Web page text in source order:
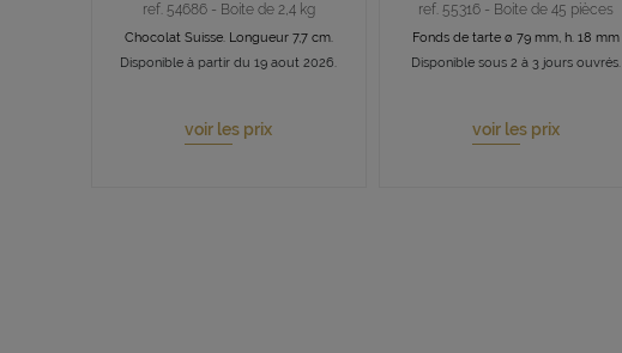
ref. 54686 - Boite de 2,4 kg
Chocolat Suisse. Longueur 7,7 cm.
Disponible à partir du 19 aout 2026.
voir les prix
ref. 55316 - Boite de 45 pièces
Fonds de tarte ø 79 mm, h. 18 mm
Disponible sous 2 à 3 jours ouvrés.
voir les prix